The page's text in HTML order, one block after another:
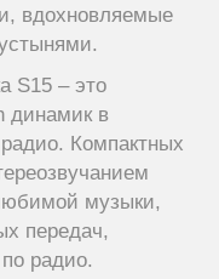
вдохновляемые
S15 – это
динамик в
Компактных
музыки,
передач,
радио.